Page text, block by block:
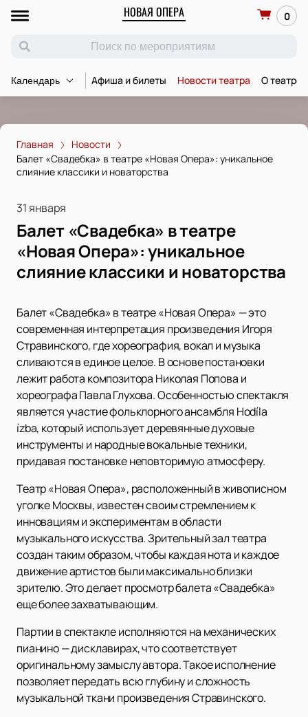
НОВАЯ ОПЕРА 0
Календарь Афиша и билеты Новости театра О театре
Главная
Новости
Балет «Свадебка» в театре «Новая Опера»: уникальное
слияние классики и новаторства
31 января
Балет «Свадебка» в театре
«Новая Опера»: уникальное
слияние классики и новаторства
Балет «Свадебка» в театре «Новая Опера» — это
современная интерпретация произведения Игоря
Стравинского, где хореография, вокал и музыка
сливаются в единое целое. В основе постановки
лежит работа композитора Николая Попова и
хореографа Павла Глухова. Особенностью спектакля
является участие фольклорного ансамбля Hodíla
ízba, который использует деревянные духовые
инструменты и народные вокальные техники,
придавая постановке неповторимую атмосферу.
Театр «Новая Опера», расположенный в живописном
уголке Москвы, известен своим стремлением к
инновациям и экспериментам в области
музыкального искусства. Зрительный зал театра
создан таким образом, чтобы каждая нота и каждое
движение артистов были максимально близки
зрителю. Это делает просмотр балета «Свадебка»
еще более захватывающим.
Партии в спектакле исполняются на механических
пианино — дисклавирах, что соответствует
оригинальному замыслу автора. Такое исполнение
позволяет передать всю глубину и сложность
музыкальной ткани произведения Стравинского.